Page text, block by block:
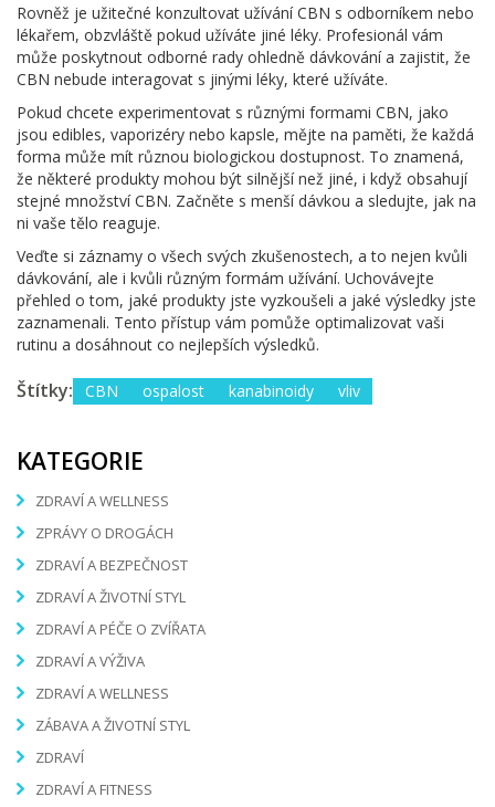
Rovněž je užitečné konzultovat užívání CBN s odborníkem nebo
lékařem, obzvláště pokud užíváte jiné léky. Profesionál vám
může poskytnout odborné rady ohledně dávkování a zajistit, že
CBN nebude interagovat s jinými léky, které užíváte.
Pokud chcete experimentovat s různými formami CBN, jako
jsou edibles, vaporizéry nebo kapsle, mějte na paměti, že každá
forma může mít různou biologickou dostupnost. To znamená,
že některé produkty mohou být silnější než jiné, i když obsahují
stejné množství CBN. Začněte s menší dávkou a sledujte, jak na
ni vaše tělo reaguje.
Veďte si záznamy o všech svých zkušenostech, a to nejen kvůli
dávkování, ale i kvůli různým formám užívání. Uchovávejte
přehled o tom, jaké produkty jste vyzkoušeli a jaké výsledky jste
zaznamenali. Tento přístup vám pomůže optimalizovat vaši
rutinu a dosáhnout co nejlepších výsledků.
Štítky: CBN ospalost kanabinoidy vliv
KATEGORIE
ZDRAVÍ A WELLNESS
ZPRÁVY O DROGÁCH
ZDRAVÍ A BEZPEČNOST
ZDRAVÍ A ŽIVOTNÍ STYL
ZDRAVÍ A PÉČE O ZVÍŘATA
ZDRAVÍ A VÝŽIVA
ZDRAVÍ A WELLNESS
ZÁBAVA A ŽIVOTNÍ STYL
ZDRAVÍ
ZDRAVÍ A FITNESS